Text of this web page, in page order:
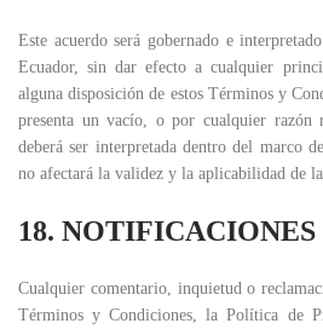
Este acuerdo será gobernado e
Ecuador, sin dar efecto a cualquier
alguna disposición de estos Términos y
presenta un vacío, o por cualquier razón
deberá ser interpretada dentro del marco
no afectará la validez y la aplicabilidad de
18. NOTIFICACIONES
Cualquier comentario, inquietud o
Términos y Condiciones, la Política de